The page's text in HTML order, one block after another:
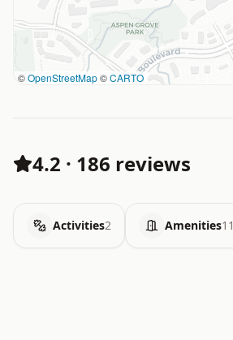
©OpenStreetMap©CARTO
4.2 · 186 reviews
Activities2 Amenities11